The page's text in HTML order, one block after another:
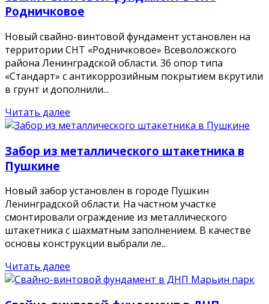
Родничковое
Новый свайно-винтовой фундамент установлен на
территории СНТ «Родничковое» Всеволожского
района Ленинградской области. 36 опор типа
«Стандарт» с антикоррозийным покрытием вкрутили
в грунт и дополнили...
Читать далее
Забор из металлического штакетника в
Пушкине
Новый забор установлен в городе Пушкин
Ленинградской области. На частном участке
смонтировали ограждение из металлического
штакетника с шахматным заполнением. В качестве
основы конструкции выбрали ле...
Читать далее